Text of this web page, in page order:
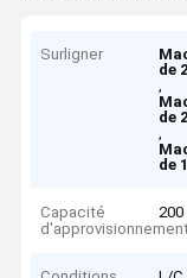
Surligner
de
,
de
,
de
Capacité